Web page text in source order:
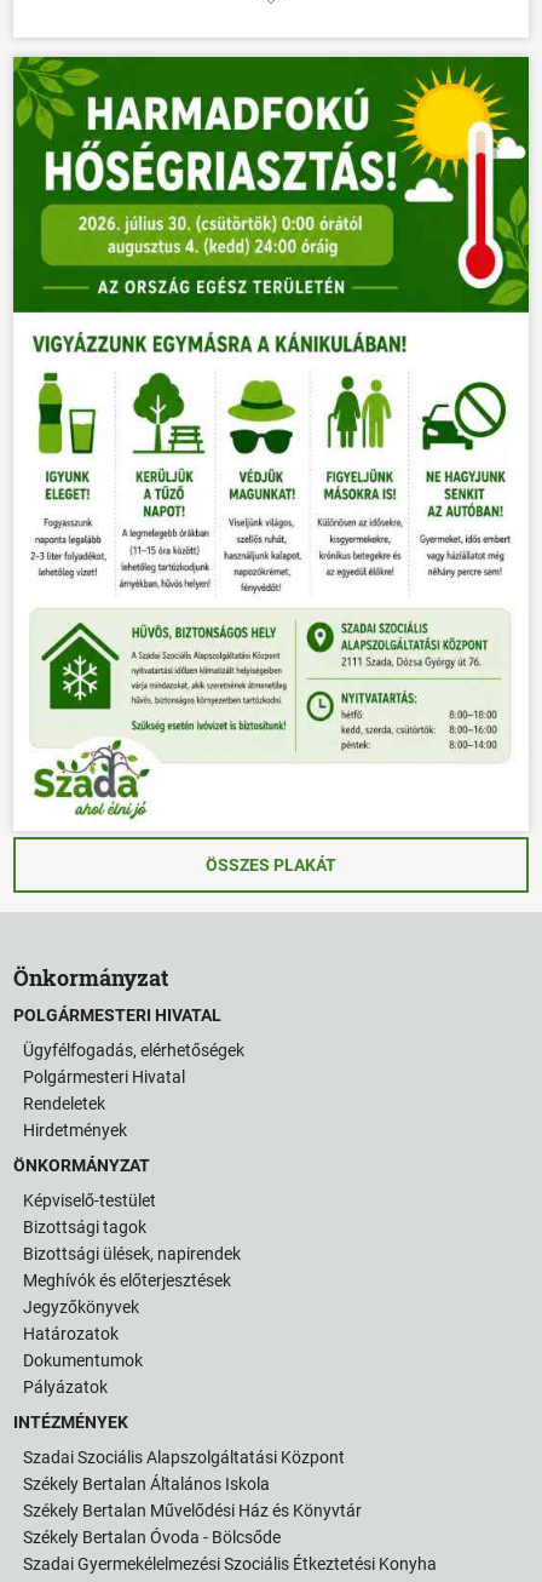
ÖSSZES PLAKÁT
Önkormányzat
POLGÁRMESTERI HIVATAL
Ügyfélfogadás, elérhetőségek
Polgármesteri Hivatal
Rendeletek
Hirdetmények
ÖNKORMÁNYZAT
Képviselő-testület
Bizottsági tagok
Bizottsági ülések, napirendek
Meghívók és előterjesztések
Jegyzőkönyvek
Határozatok
Dokumentumok
Pályázatok
INTÉZMÉNYEK
Szadai Szociális Alapszolgáltatási Központ
Székely Bertalan Általános Iskola
Székely Bertalan Művelődési Ház és Könyvtár
Székely Bertalan Óvoda - Bölcsőde
Szadai Gyermekélelmezési Szociális Étkeztetési Konyha